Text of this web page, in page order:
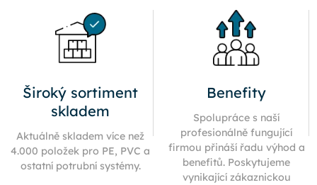
Široký sortiment
skladem
Aktuálně skladem více než
4.000 položek pro PE, PVC a
ostatní potrubní systémy.
Benefity
Spolupráce s naší
profesionálně fungující
firmou přináší řadu výhod a
benefitů. Poskytujeme
vynikající zákaznickou